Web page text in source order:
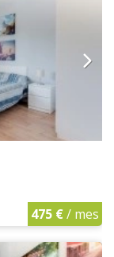
475 €/ mes